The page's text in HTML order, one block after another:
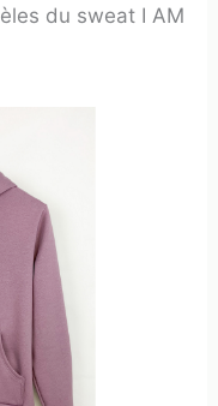
du sweat I AM